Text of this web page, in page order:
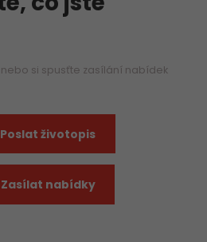
si spusťte zasílání nabídek
Poslat životopis
Zasílat nabídky